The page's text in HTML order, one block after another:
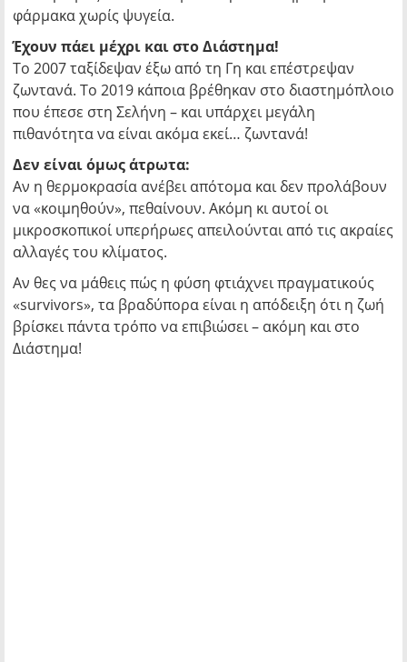
φάρμακα χωρίς ψυγεία.
Έχουν πάει μέχρι και στο Διάστημα!
Το 2007 ταξίδεψαν έξω από τη Γη και επέστρεψαν
ζωντανά. Το 2019 κάποια βρέθηκαν στο διαστημόπλοιο
που έπεσε στη Σελήνη – και υπάρχει μεγάλη
πιθανότητα να είναι ακόμα εκεί… ζωντανά!
Δεν είναι όμως άτρωτα:
Αν η θερμοκρασία ανέβει απότομα και δεν προλάβουν
να «κοιμηθούν», πεθαίνουν. Ακόμη κι αυτοί οι
μικροσκοπικοί υπερήρωες απειλούνται από τις ακραίες
αλλαγές του κλίματος.
Αν θες να μάθεις πώς η φύση φτιάχνει πραγματικούς
«survivors», τα βραδύπορα είναι η απόδειξη ότι η ζωή
βρίσκει πάντα τρόπο να επιβιώσει – ακόμη και στο
Διάστημα!